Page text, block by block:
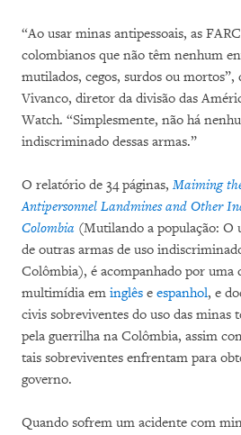
“Ao usar minas antipessoais, as
colombianos que não têm nenhum
mutilados, cegos, surdos ou mortos”,
Vivanco, diretor da divisão das
Watch. “Simplesmente, não há
indiscriminado dessas armas.”
O relatório de 34 páginas, Maiming
Antipersonnel Landmines and Other
Colombia (Mutilando a população: O
de outras armas de uso
Colômbia), é acompanhado por uma
multimídia em inglês e espanhol, e
civis sobreviventes do uso das minas
pela guerrilha na Colômbia, assim
tais sobreviventes enfrentam para
governo.
Quando sofrem um acidente com